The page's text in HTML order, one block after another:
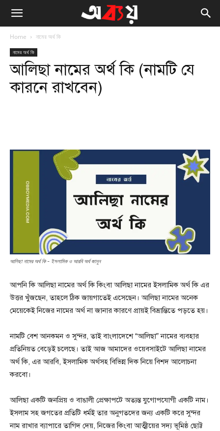
Home নামের অর্থ কি
নামের অর্থ কি
আলিছা নামের অর্থ কি (নামটি যে
কারনে রাখবেন)
আলিছা নামের অর্থ কি - ইসলামিক ও আরবি অর্থ জানুন
আপনি কি আলিছা নামের অর্থ কি কিংবা আলিছা নামের ইসলামিক অর্থ কি এর
উত্তর খুঁজছেন, তাহলে ঠিক জায়গাতেই এসেছেন। আলিছা নামের অনেক
মেয়েকেই নিজের নামের অর্থ না জানার কারণে প্রায়ই বিভ্রান্তিতে পড়তে হয়।
নামটি বেশ আনকমন ও সুন্দর, তাই বাংলাদেশে “আলিছা” নামের ব্যবহার
প্রতিনিয়ত বেড়েই চলেছে। তাই আজ আমাদের ওয়েবসাইটে আলিছা নামের
অর্থ কি, এর আরবি, ইসলামিক অর্থসহ বিভিন্ন দিক নিয়ে বিশদ আলোচনা
করবো।
আলিছা একটি জনপ্রিয় ও বাঙালী প্রেক্ষাপটে অত্যন্ত যুগোপযোগী একটি নাম।
ইসলাম সহ জগতের প্রতিটি ধর্মই তার অনুগতদের জন্য একটি করে সুন্দর
নাম রাখার ব্যাপারে তাগিদ দেয়, নিজের কিংবা আত্মীয়ের সদ্য ভূমিষ্ঠ ছোট্ট